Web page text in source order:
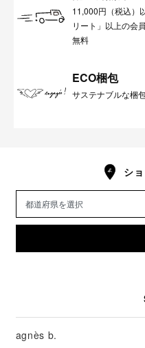
11,000円（税込）
リート」以上の会
無料
ECO梱包
サステナブルな梱
シ
agnès b.